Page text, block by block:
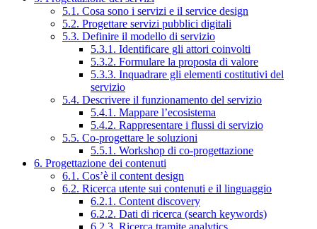
5.1. Cosa sono i servizi e il service design
5.2. Progettare servizi pubblici digitali
5.3. Definire il modello di servizio
5.3.1. Identificare gli attori coinvolti
5.3.2. Formulare la proposta di valore
5.3.3. Inquadrare gli elementi costitutivi del
servizio
5.4. Descrivere il funzionamento del servizio
5.4.1. Mappare l’ecosistema
5.4.2. Rappresentare i flussi di servizio
5.5. Co-progettare le soluzioni
5.5.1. Workshop di co-progettazione
6. Progettazione dei contenuti
6.1. Cos’è il content design
6.2. Ricerca utente sui contenuti e il linguaggio
6.2.1. Content discovery
6.2.2. Dati di ricerca (search keywords)
6.2.3. Ricerca tramite analytics